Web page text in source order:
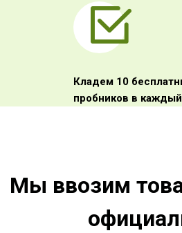
Кладем 10
пробников в каждый
Мы ввозим